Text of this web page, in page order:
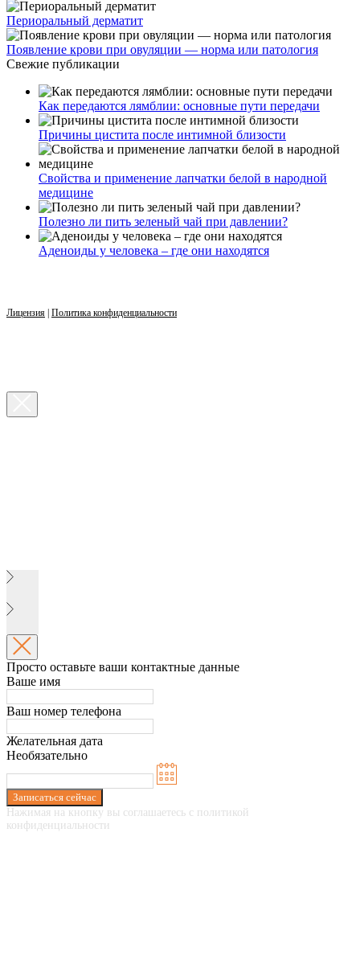
Периоральный дерматит
Появление крови при овуляции — норма или патология
Свежие публикации
Как передаются лямблии: основные пути передачи
Причины цистита после интимной близости
Свойства и применение лапчатки белой в народной
медицине
Полезно ли пить зеленый чай при давлении?
Аденоиды у человека – где они находятся
Лицензия Политика конфиденциальности
Просто оставьте ваши контактные данные
Ваше имя
Ваш номер телефона
Желательная дата
Необязательно
Записаться сейчас
Нажимая на кнопку вы соглашаетесь с политикой
конфиденциальности